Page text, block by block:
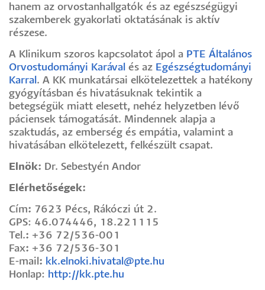
hanem az orvostanhallgatók és az egészségügyi
szakemberek gyakorlati oktatásának is aktív
részese.
A Klinikum szoros kapcsolatot ápol a PTE Általános
Orvostudományi Karával és az Egészségtudományi
Karral . A KK munkatársai elkötelezettek a hatékony
gyógyításban és hivatásuknak tekintik a
betegségük miatt elesett, nehéz helyzetben lévő
páciensek támogatását. Mindennek alapja a
szaktudás, az emberség és empátia, valamint a
hivatásában elkötelezett, felkészült csapat.
Elnök: Dr. Sebestyén Andor
Elérhetőségek:
Cím: 7623 Pécs, Rákóczi út 2.
GPS: 46.074446, 18.221115
Tel.: +36 72/536-001
Fax: +36 72/536-301
E-mail : kk.elnoki.hivatal@pte.hu
Honlap: http://kk.pte.hu